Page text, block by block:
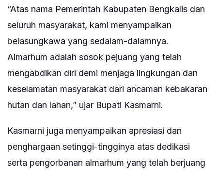
“Atas nama Pemerintah Kabupaten Bengkalis dan
seluruh masyarakat, kami menyampaikan
belasungkawa yang sedalam-dalamnya.
Almarhum adalah sosok pejuang yang telah
mengabdikan diri demi menjaga lingkungan dan
keselamatan masyarakat dari ancaman kebakaran
hutan dan lahan,” ujar Bupati Kasmarni.
Kasmarni juga menyampaikan apresiasi dan
penghargaan setinggi-tingginya atas dedikasi
serta pengorbanan almarhum yang telah berjuang